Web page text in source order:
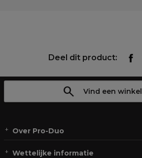
Deel dit product:
Vind een winkel
Over Pro-Duo
Wettelijke informatie